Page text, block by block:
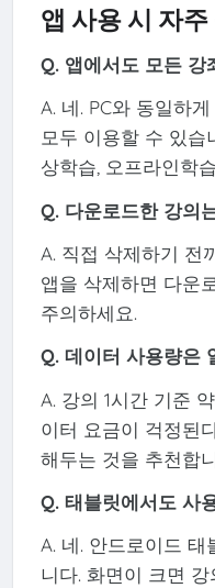
앱 사용 시 자
Q. 앱에서도 모든 강
A. 네. PC와 동일하
모두 이용할 수 있습
상학습, 오프라인학
Q. 다운로드한 강의
A. 직접 삭제하기 전
앱을 삭제하면 다운
주의하세요.
Q. 데이터 사용량은
A. 강의 1시간 기준
이터 요금이 걱정된
해두는 것을 추천합
Q. 태블릿에서도 사
A. 네. 안드로이드
니다. 화면이 크면